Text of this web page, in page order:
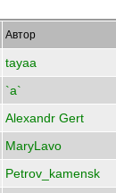
Автор
tayaa
`a`
Alexandr Gert
MaryLavo
Petrov_kamensk